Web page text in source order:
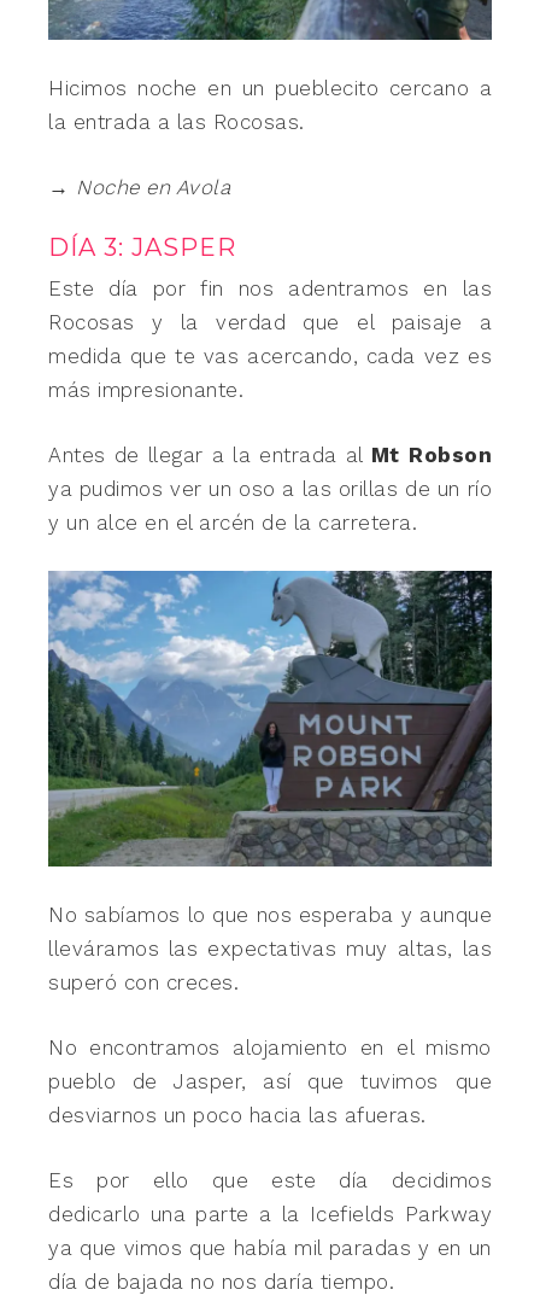
Hicimos noche en un pueblecito cercano a
la entrada a las Rocosas.
→ Noche en Avola
DÍA 3: JASPER
Este día por fin nos adentramos en las
Rocosas y la verdad que el paisaje a
medida que te vas acercando, cada vez es
más impresionante.
Antes de llegar a la entrada al Mt Robson
ya pudimos ver un oso a las orillas de un río
y un alce en el arcén de la carretera.
No sabíamos lo que nos esperaba y aunque
lleváramos las expectativas muy altas, las
superó con creces.
No encontramos alojamiento en el mismo
pueblo de Jasper, así que tuvimos que
desviarnos un poco hacia las afueras.
Es por ello que este día decidimos
dedicarlo una parte a la Icefields Parkway
ya que vimos que había mil paradas y en un
día de bajada no nos daría tiempo.